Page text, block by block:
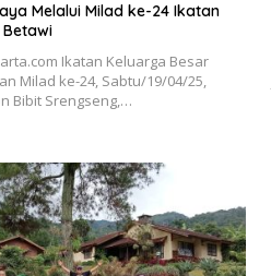
Melalui Milad ke-24 Ikatan
Ikatan Keluarga Besar
Milad ke-24, Sabtu/19/04/25,
Bibit Srengseng,…